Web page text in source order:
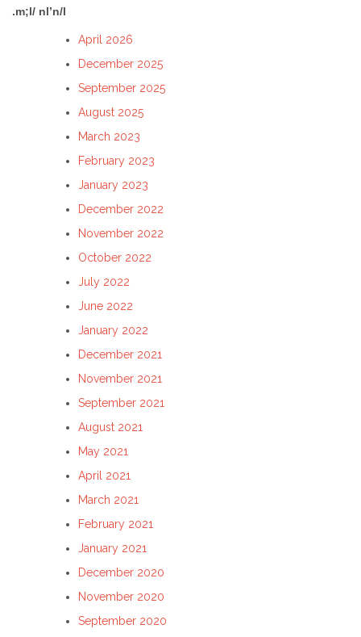
.m;l/ nl’n/l
April 2026
December 2025
September 2025
August 2025
March 2023
February 2023
January 2023
December 2022
November 2022
October 2022
July 2022
June 2022
January 2022
December 2021
November 2021
September 2021
August 2021
May 2021
April 2021
March 2021
February 2021
January 2021
December 2020
November 2020
September 2020